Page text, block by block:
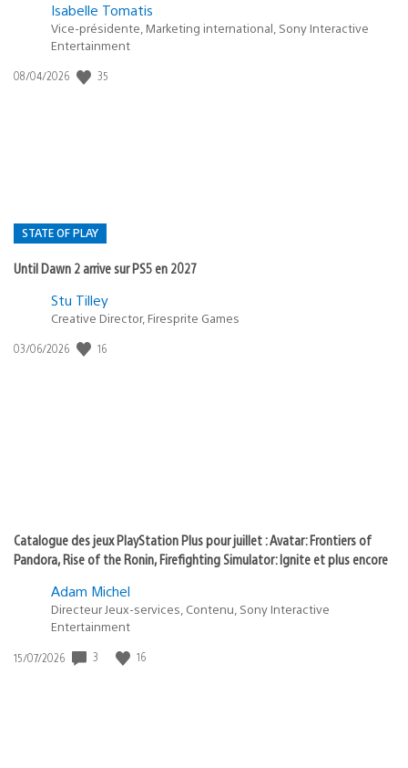
Isabelle Tomatis
Vice-présidente, Marketing international, Sony Interactive
Entertainment
Date
08/04/2026 35
STATE OF PLAY
Until Dawn 2 arrive sur PS5 en 2027
Postée
:
state
Stu Tilley
Creative Director, Firesprite Games
Date
03/06/2026 16
Catalogue des jeux PlayStation Plus pour juillet : Avatar: Frontiers of
Pandora, Rise of the Ronin, Firefighting Simulator: Ignite et plus encore
Adam Michel
Directeur Jeux-services, Contenu, Sony Interactive
Entertainment
Date
15/07/2026 3 16